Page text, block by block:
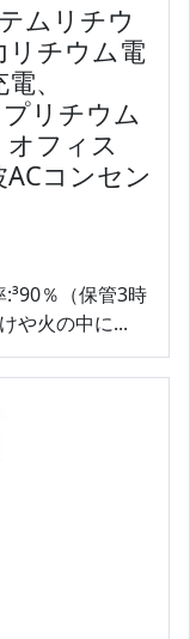
ムリチウ
リチウム電
、
リチウム
オフィス
コンセン
％（保管3時
や火の中に...